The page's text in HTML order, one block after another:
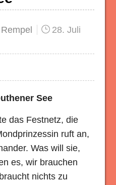
28. Juli
See
das Festnetz, die
ruft an,
Was will sie,
es, wir brauchen
nichts zu